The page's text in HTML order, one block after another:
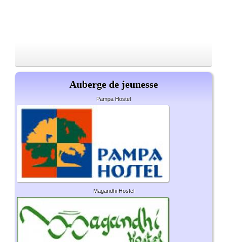
Auberge de jeunesse
Pampa Hostel
Magandhi Hostel